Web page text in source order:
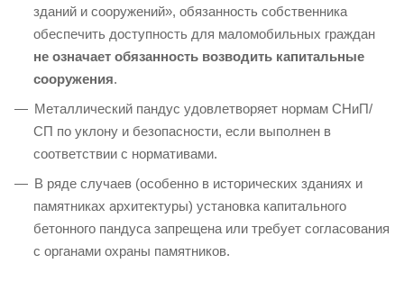
зданий и сооружений», обязанность собственника
обеспечить доступность для маломобильных граждан
не означает обязанность возводить капитальные
сооружения.
Металлический пандус удовлетворяет нормам СНиП/
СП по уклону и безопасности, если выполнен в
соответствии с нормативами.
В ряде случаев (особенно в исторических зданиях и
памятниках архитектуры) установка капитального
бетонного пандуса запрещена или требует согласования
с органами охраны памятников.